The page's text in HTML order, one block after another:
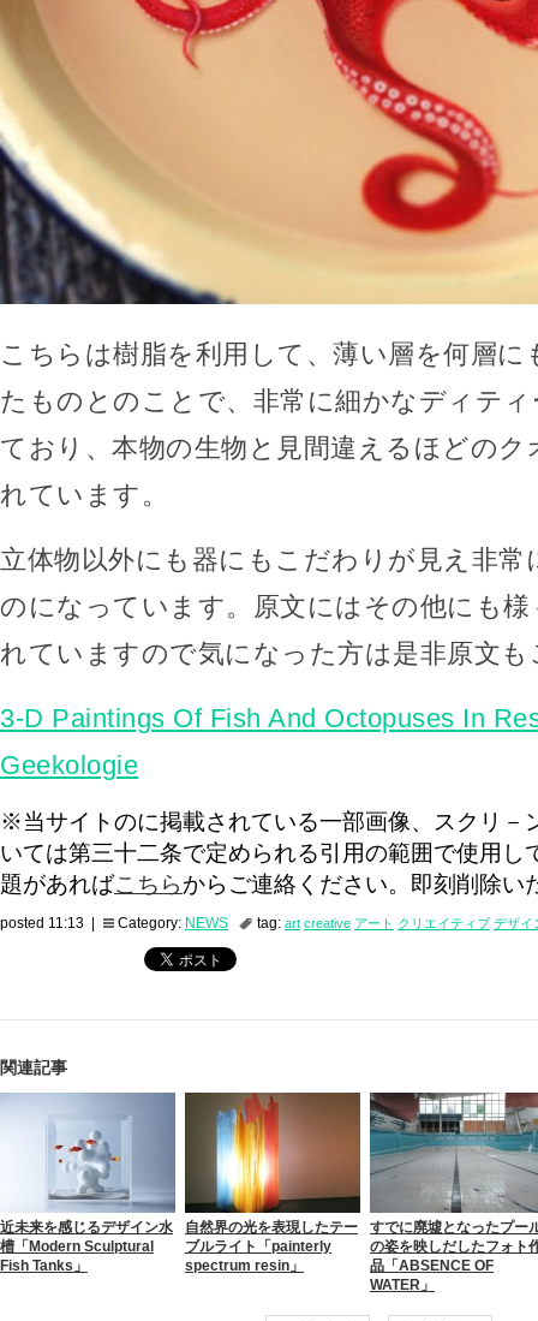
こちらは樹脂を利用して、薄い層を何層に
たものとのことで、非常に細かなディテ
ており、本物の生物と見間違えるほどの
れています。
立体物以外にも器にもこだわりが見え非常
のになっています。原文にはその他にも
れていますので気になった方は是非原文
3-D Paintings Of Fish And Octopuses In
Geekologie
※当サイトのに掲載されている一部画像、スクリ－
いては第三十二条で定められる引用の範囲で使用し
題があればこちらからご連絡ください。即刻削除い
posted 11:13 | Category: NEWS tag: art creative アート クリエイティブ デザイ
関連記事
近未来を感じるデザイン水
槽「Modern Sculptural
Fish Tanks」
自然界の光を表現したテー
ブルライト「painterly
spectrum resin」
すでに廃墟となったプー
の姿を映しだしたフォト
品「ABSENCE OF
WATER」